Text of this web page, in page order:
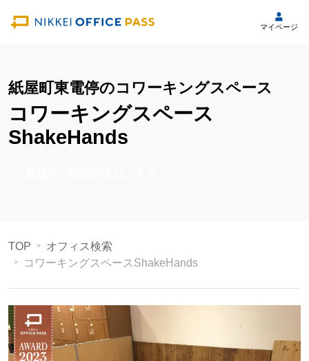
マイページ
紙屋町東電停のコワーキングスペース
コワーキングスペース
ShakeHands
TOP
オフィス検索
コワーキングスペースShakeHands